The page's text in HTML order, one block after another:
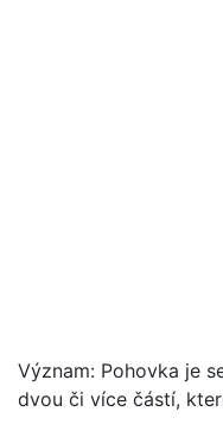
Význam: Pohovka je
dvou či více částí,